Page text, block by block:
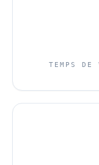
TEMPS DE